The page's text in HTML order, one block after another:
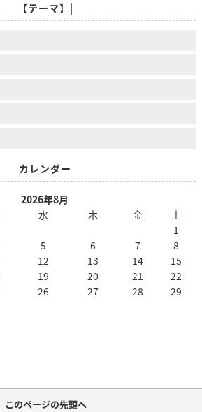
【テーマ】|
カレンダー
2026年8月
水 木 金
土
1
5 6 7
8
12 13 14
15
19 20 21
22
26 27 28
29
このページの先頭へ